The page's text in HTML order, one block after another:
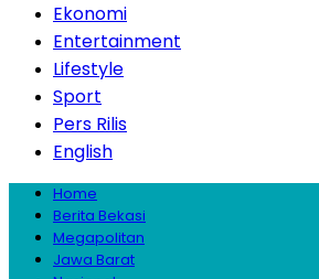
Ekonomi
Entertainment
Lifestyle
Sport
Pers Rilis
English
Home
Berita Bekasi
Megapolitan
Jawa Barat